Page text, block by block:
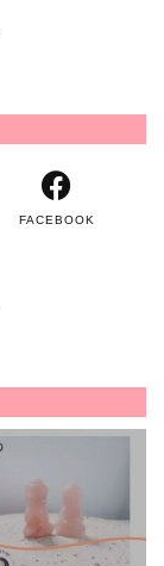
FACEBOOK